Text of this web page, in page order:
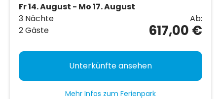
Fr 14. August - Mo 17. August
3 Nächte
2 Gäste
Ab:
617,00 €
Unterkünfte ansehen
Mehr Infos zum Ferienpark